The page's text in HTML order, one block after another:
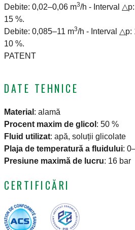
Debite: 0,02–0,06 m3/h - Interval
15 %.
Debite: 0,085–11 m3/h - Interval △p:
10 %.
PATENT
DATE TEHNICE
Material : alamă
Procent maxim de glicol : 50 %
Fluid utilizat: apă, soluții glicolate
Plaja de temperatură a fluidului:
Presiune maximă de lucru: 16 bar
CERTIFICĂRI